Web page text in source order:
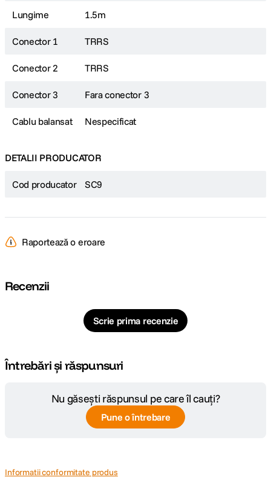
Lungime 1.5m
Conector 1 TRRS
Conector 2 TRRS
Conector 3 Fara conector 3
Cablu balansat Nespecificat
DETALII PRODUCATOR
Cod producator SC9
Raportează o eroare
Recenzii
Scrie prima recenzie
Întrebări și răspunsuri
Nu găsești răspunsul pe care îl cauți?
Pune o întrebare
Informatii conformitate produs